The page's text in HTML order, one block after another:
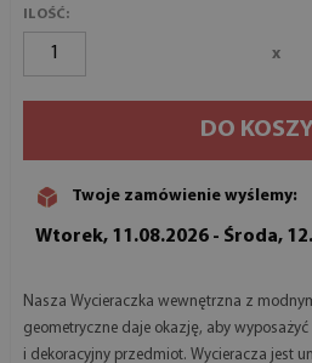
ILOŚĆ:
x
DO
Twoje zamówienie wyślemy:
Wtorek, 11.08.2026 - Środa,
Nasza Wycieraczka wewnętrzna z
geometryczne daje okazję, aby
i dekoracyjny przedmiot. Wycieracza jest